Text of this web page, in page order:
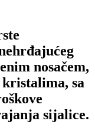
nosačem,
sa
sijalice.